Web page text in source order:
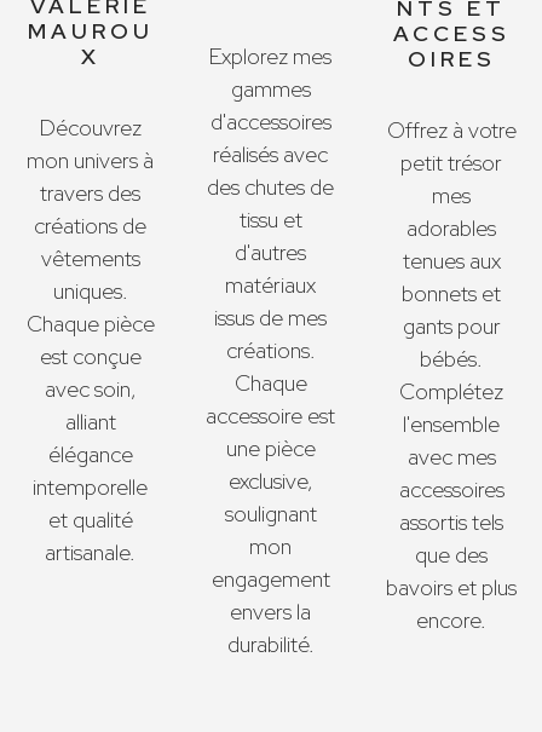
VALÉRIE
MAUROU
X
Découvrez
mon univers à
travers des
créations de
vêtements
uniques.
Chaque pièce
est conçue
avec soin,
alliant
élégance
intemporelle
et qualité
artisanale.
Explorez mes
gammes
d'accessoires
réalisés avec
des chutes de
tissu et
d'autres
matériaux
issus de mes
créations.
Chaque
accessoire est
une pièce
exclusive,
soulignant
mon
engagement
envers la
durabilité.
NTS ET
ACCESS
OIRES
Offrez à votre
petit trésor
mes
adorables
tenues aux
bonnets et
gants pour
bébés.
Complétez
l'ensemble
avec mes
accessoires
assortis tels
que des
bavoirs et plus
encore.